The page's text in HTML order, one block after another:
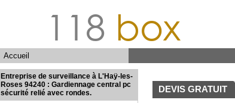
118 box
Accueil
Entreprise de surveillance à L'Haÿ-les-
Roses 94240 : Gardiennage central pc
sécurité relié avec rondes.
DEVIS GRATUIT